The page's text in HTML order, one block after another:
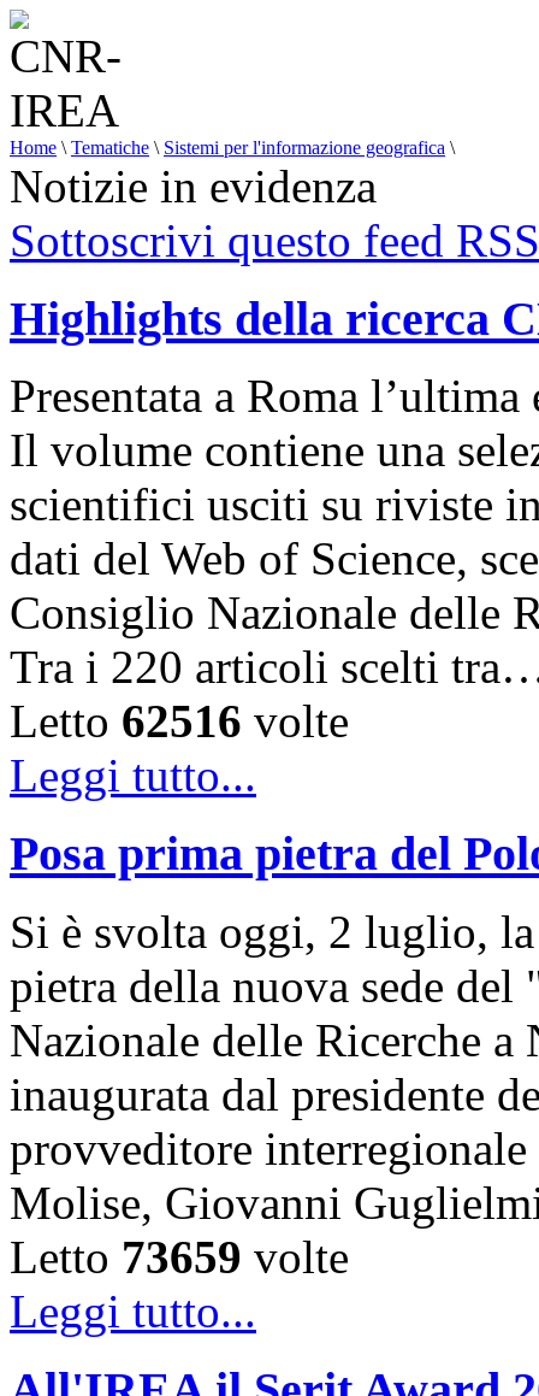
Home \ Tematiche \ Sistemi per l'informazione geografica \
Notizie in evidenza
Sottoscrivi questo feed RSS
Highlights della ricerca
Presentata a Roma
Il volume contiene una
scientifici usciti su riviste
dati del Web of Science,
Consiglio Nazionale delle
Tra i 220 articoli scelti
Letto 62516 volte
Leggi tutto...
Posa prima pietra del
Si è svolta oggi, 2 luglio,
pietra della nuova sede
Nazionale delle Ricerche
inaugurata dal presidente
provveditore
Molise, Giovanni
Letto 73659 volte
Leggi tutto...